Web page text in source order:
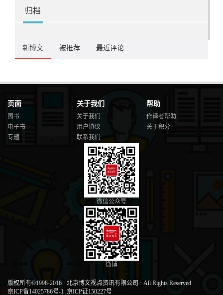
归档
新博文 被推荐 最近评论
页面
图书
电子书
专题
关于我们
关于我们
用户协议
联系我们
帮助
作译者帮助
关于积分
微信公众号
微博
版权所有©1998-2016 · 北京博文视点资讯有限公司 · All Rights Reserved
京ICP备14025786号-1 京ICP证150227号